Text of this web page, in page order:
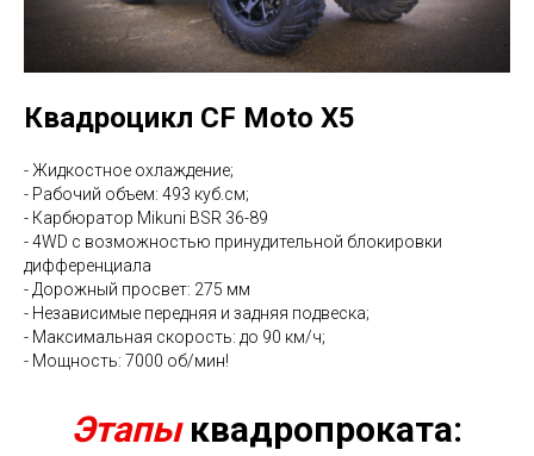
Квадроцикл CF Moto X5
- Жидкостное охлаждение;
- Рабочий объем: 493 куб.см;
- Карбюратор Mikuni BSR 36-89
- 4WD c возможностью принудительной блокировки
дифференциала
- Дорожный просвет: 275 мм
- Независимые передняя и задняя подвеска;
- Максимальная скорость: до 90 км/ч;
- Мощность: 7000 об/мин!
Этапыквадропроката: